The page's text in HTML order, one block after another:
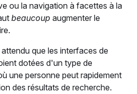
ou la navigation à facettes à la
beaucoup augmenter le
que les interfaces de
dotées d'un type de
une personne peut rapidement
des résultats de recherche.